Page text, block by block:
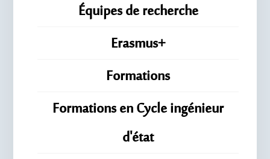
Équipes de recherche
Erasmus+
Formations
Formations en Cycle ingénieur
d'état